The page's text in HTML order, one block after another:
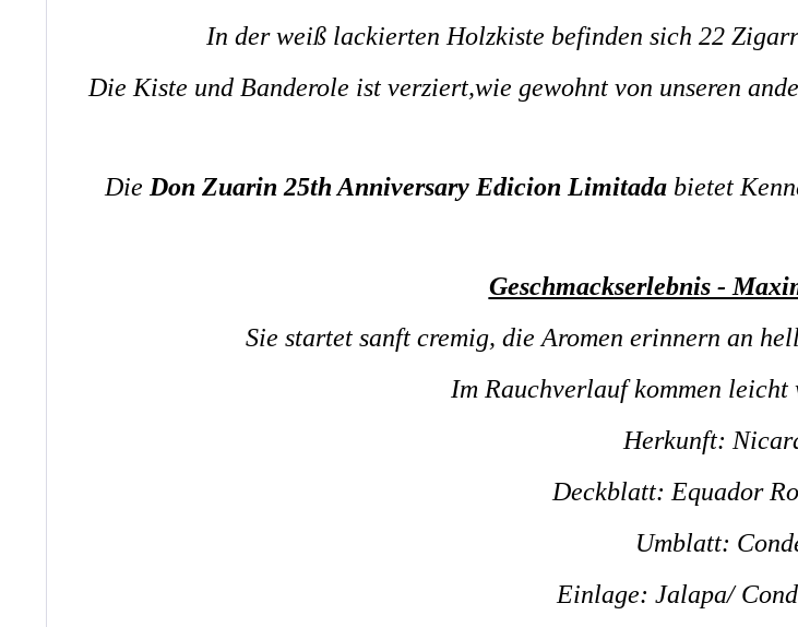
In der weiß lackierten Holzkiste befinden sich 22
Die Kiste und Banderole ist verziert,wie gewohnt von unseren
Die Don Zuarin 25th Anniversary Edicion Limitada bietet
Geschmackserlebnis -
Sie startet sanft cremig, die Aromen erinnern an
Im Rauchverlauf kommen leicht
Herkunft:
Deckblatt: Equador
Umblatt:
Einlage: Jalapa/